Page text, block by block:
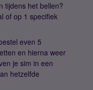
tijdens het bellen?
of op 1 specifiek
even 5
en hierna weer
je sim in een
hetzelfde